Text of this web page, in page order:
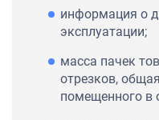
информация о
эксплуатации;
масса пачек
отрезков,
помещенного в